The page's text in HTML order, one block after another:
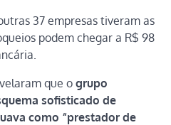
37 empresas tiveram as
podem chegar a R$ 98
que ogrupo
sofisticado de
como “prestador de